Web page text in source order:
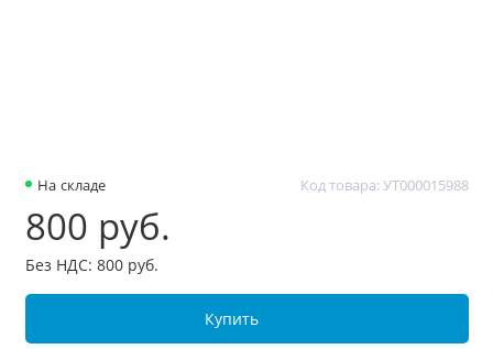
На складе Код товара: УТ000015988
800 руб.
Без НДС: 800 руб.
Купить